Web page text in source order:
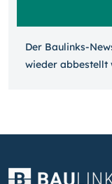
Der Baulinks-
wieder ab­bestellt